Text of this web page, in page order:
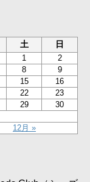
土 日
12月 »
1
2
8
9
15
16
22
23
29
30